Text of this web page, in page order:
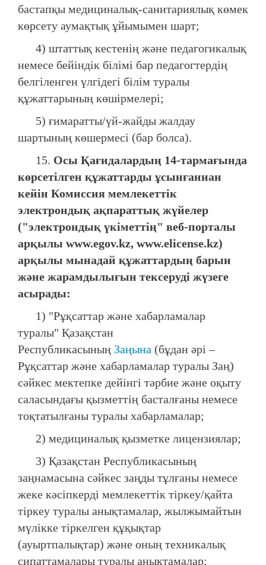
бастапқы медициналық-санитариялық көмек
көрсету аумақтық ұйымымен шарт;
4) штаттық кестенің және педагогикалық
немесе бейіндік білімі бар педагогтердің
белгіленген үлгідегі білім туралы
құжаттарының көшірмелері;
5) ғимаратты/үй-жайды жалдау
шартының көшермесі (бар болса).
15. Осы Қағидалардың 14-тармағында
көрсетілген құжаттарды ұсынғаннан
кейін Комиссия мемлекеттік
электрондық ақпараттық жүйелер
("электрондық үкіметтің" веб-порталы
арқылы www.egov.kz, www.elicense.kz)
арқылы мынадай құжаттардың барын
және жарамдылығын тексеруді жүзеге
асырады:
1) "Рұқсаттар және хабарламалар
туралы" Қазақстан
Республикасының Заңына (бұдан әрі –
Рұқсаттар және хабарламалар туралы Заң)
сәйкес мектепке дейінгі тәрбие және оқыту
саласындағы қызметтің басталғаны немесе
тоқтатылғаны туралы хабарламалар;
2) медициналық қызметке лицензиялар;
3) Қазақстан Республикасының
заңнамасына сәйкес заңды тұлғаны немесе
жеке кәсіпкерді мемлекеттік тіркеу/қайта
тіркеу туралы анықтамалар, жылжымайтын
мүлікке тіркелген құқықтар
(ауыртпалықтар) және оның техникалық
сипаттамалары туралы анықтамалар;